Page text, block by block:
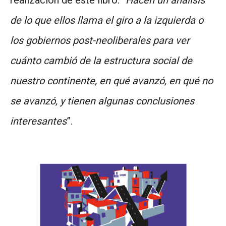
de lo que ellos llama el giro a la izquierda o
los gobiernos post-neoliberales para ver
cuánto cambió de la estructura social de
nuestro continente, en qué avanzó, en qué no
se avanzó, y tienen algunas conclusiones
interesantes”.